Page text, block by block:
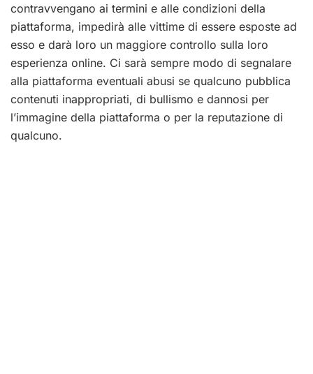
contravvengano ai termini e alle condizioni della
piattaforma, impedirà alle vittime di essere esposte ad
esso e darà loro un maggiore controllo sulla loro
esperienza online. Ci sarà sempre modo di segnalare
alla piattaforma eventuali abusi se qualcuno pubblica
contenuti inappropriati, di bullismo e dannosi per
l’immagine della piattaforma o per la reputazione di
qualcuno.